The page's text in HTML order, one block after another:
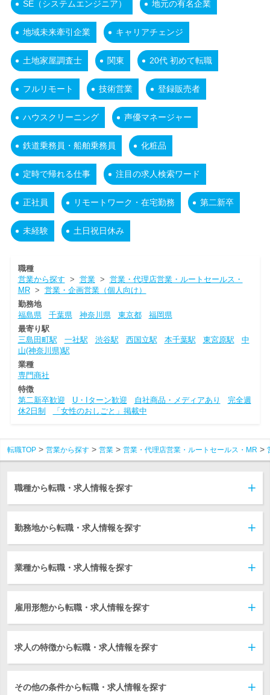
SE（システムエンジニア） 地元の有名企業
地域未来牽引企業 キャリアチェンジ
土地家屋調査士 関東 20代 初めて転職
フルリモート 技術営業 登録販売者
ハウスクリーニング 声優マネージャー
鉄道乗務員・船舶乗務員 化粧品
定時で帰れる仕事 注目の求人検索ワード
正社員 リモートワーク・在宅勤務 第二新卒
未経験 土日祝日休み
職種
営業から探す > 営業> 営業・代理店営業・ルートセールス・
MR> 営業・企画営業（個人向け）
勤務地
福島県
千葉県 神奈川県 東京都
福岡県
最寄り駅
三島田町駅
一社駅 渋谷駅 西国立駅 本千葉駅 東宮原駅
中
山(神奈川県)駅
業種
専門商社
特徴
第二新卒歓迎
U・Iターン歓迎 自社商品・メディアあり
完全週
休2日制
「女性のおしごと」掲載中
転職TOP 営業から探す 営業 営業・代理店営業・ルートセールス・MR
職種から転職・求人情報を探す
勤務地から転職・求人情報を探す
業種から転職・求人情報を探す
雇用形態から転職・求人情報を探す
求人の特徴から転職・求人情報を探す
その他の条件から転職・求人情報を探す